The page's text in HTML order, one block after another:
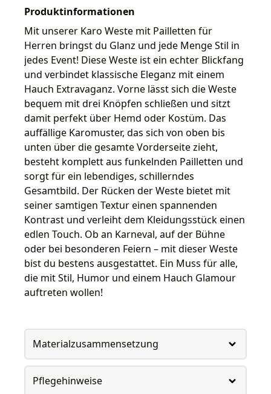
Produktinformationen
Mit unserer Karo Weste mit Pailletten für
Herren bringst du Glanz und jede Menge Stil in
jedes Event! Diese Weste ist ein echter Blickfang
und verbindet klassische Eleganz mit einem
Hauch Extravaganz. Vorne lässt sich die Weste
bequem mit drei Knöpfen schließen und sitzt
damit perfekt über Hemd oder Kostüm. Das
auffällige Karomuster, das sich von oben bis
unten über die gesamte Vorderseite zieht,
besteht komplett aus funkelnden Pailletten und
sorgt für ein lebendiges, schillerndes
Gesamtbild. Der Rücken der Weste bietet mit
seiner samtigen Textur einen spannenden
Kontrast und verleiht dem Kleidungsstück einen
edlen Touch. Ob an Karneval, auf der Bühne
oder bei besonderen Feiern – mit dieser Weste
bist du bestens ausgestattet. Ein Muss für alle,
die mit Stil, Humor und einem Hauch Glamour
auftreten wollen!
Materialzusammensetzung
Pflegehinweise